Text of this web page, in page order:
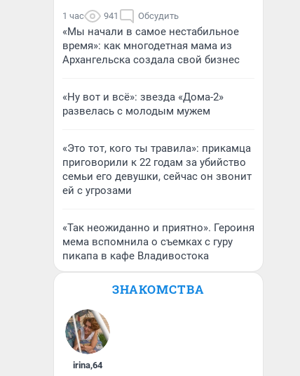
1 час 941 Обсудить
«Мы начали в самое нестабильное
время»: как многодетная мама из
Архангельска создала свой бизнес
«Ну вот и всё»: звезда «Дома-2»
развелась с молодым мужем
«Это тот, кого ты травила»: прикамца
приговорили к 22 годам за убийство
семьи его девушки, сейчас он звонит
ей с угрозами
«Так неожиданно и приятно». Героиня
мема вспомнила о съемках с гуру
пикапа в кафе Владивостока
ЗНАКОМСТВА
irina,64